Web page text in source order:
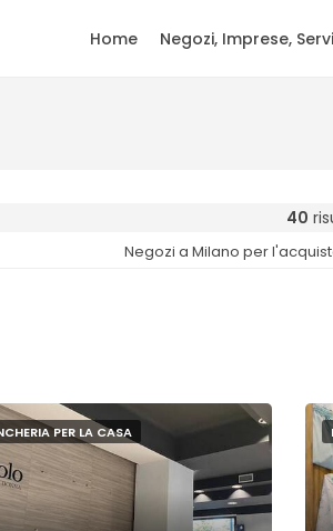
Home Negozi, Imprese,
40
Negozi a Milano per
PER LA CASA